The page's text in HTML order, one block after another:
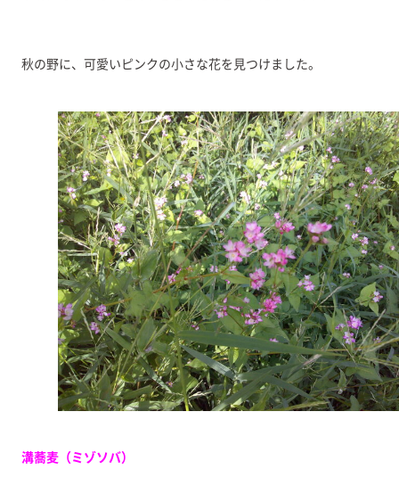
秋の野に、可愛いピンクの小さな花を見つけました。
溝蕎麦（ミゾソバ）